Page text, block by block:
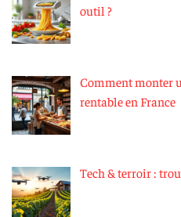
outil ?
Comment monter
rentable en France
Tech & terroir :